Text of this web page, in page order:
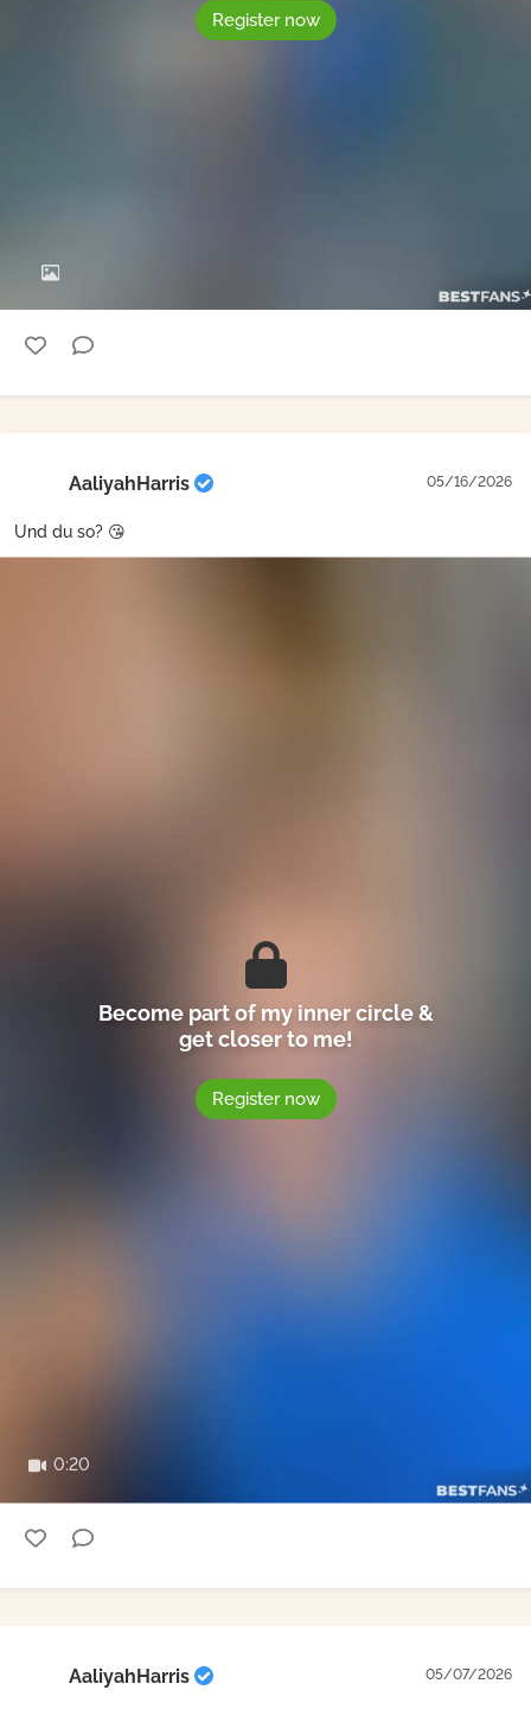
Register now
AaliyahHarris 05/16/2026
Und du so? 😘
0:20
Become part of my inner circle &
get closer to me!
Register now
AaliyahHarris 05/07/2026